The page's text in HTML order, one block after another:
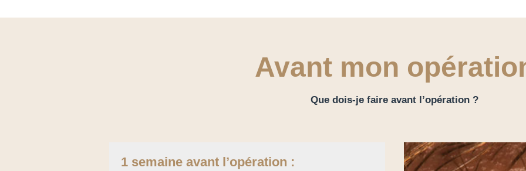
Avant mon
Que dois-je faire avant l’opération ?
1 semaine avant l’opération :